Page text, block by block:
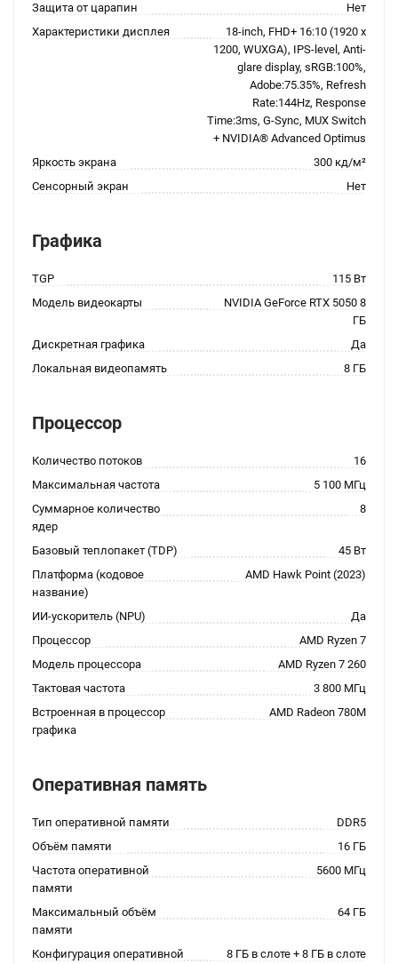
Защита от царапин
Нет
Характеристики дисплея
18-inch, FHD+ 16:10 (1920 x
1200, WUXGA), IPS-level, Anti-
glare display, sRGB:100%,
Adobe:75.35%, Refresh
Rate:144Hz, Response
Time:3ms, G-Sync, MUX Switch
+ NVIDIA® Advanced Optimus
Яркость экрана
300 кд/м²
Сенсорный экран
Нет
Графика
TGP
115 Вт
Модель видеокарты
NVIDIA GeForce RTX 5050 8
ГБ
Дискретная графика
Да
Локальная видеопамять
8 ГБ
Процессор
Количество потоков
16
Максимальная частота
5 100 МГц
Суммарное количество
ядер
8
Базовый теплопакет (TDP)
45 Вт
Платформа (кодовое
название)
AMD Hawk Point (2023)
ИИ-ускоритель (NPU)
Да
Процессор
AMD Ryzen 7
Модель процессора
AMD Ryzen 7 260
Тактовая частота
3 800 МГц
Встроенная в процессор
графика
AMD Radeon 780M
Оперативная память
Тип оперативной памяти
DDR5
Объём памяти
16 ГБ
Частота оперативной
памяти
5600 МГц
Максимальный объём
памяти
64 ГБ
Конфигурация оперативной
8 ГБ в слоте + 8 ГБ в слоте